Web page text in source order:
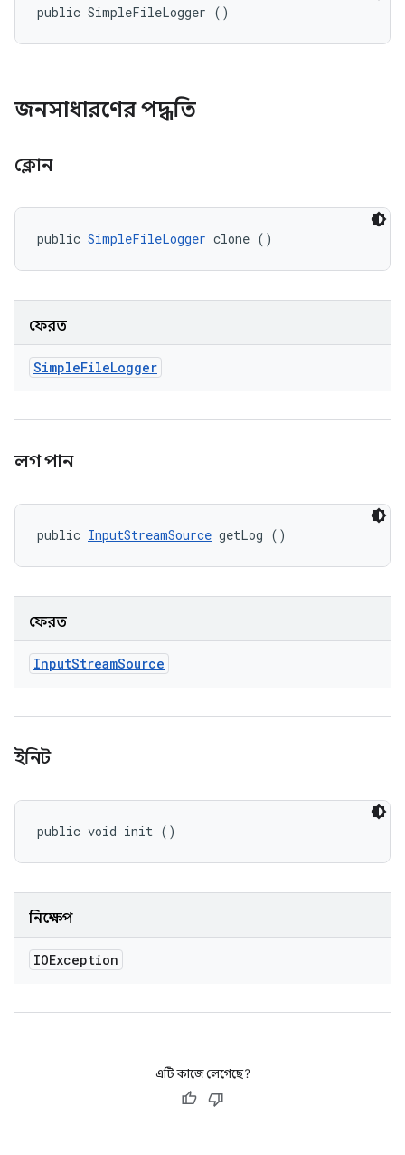
public SimpleFileLogger ()
জনসাধারণের পদ্ধতি
ক্লোন
public SimpleFileLogger clone ()
ফেরত
SimpleFileLogger
লগ পান
public InputStreamSource getLog ()
ফেরত
InputStreamSource
ইনিট
public void init ()
নিক্ষেপ
IOException
এটি কাজে লেগেছে?